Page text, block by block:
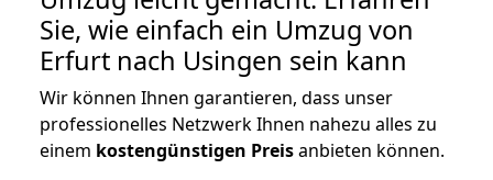
Sie, wie einfach ein Umzug von
Erfurt nach Usingen sein kann
Wir können Ihnen garantieren, dass unser
professionelles Netzwerk Ihnen nahezu alles zu
einem kostengünstigen Preisanbieten können.